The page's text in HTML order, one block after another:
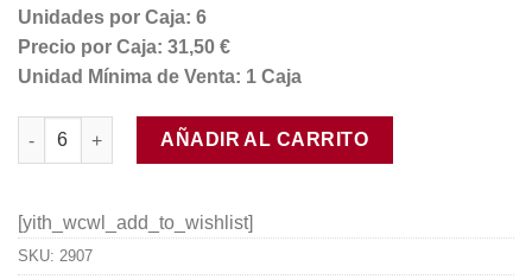
Unidades por Caja: 6
Precio por Caja: 31,50 €
Unidad Mínima de Venta: 1 Caja
Emina Rosé 2019 cantidad
AÑADIR AL CARRITO
[yith_wcwl_add_to_wishlist]
SKU: 2907